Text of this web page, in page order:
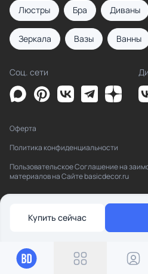
Купить сейчас
Люстры Бра Диваны
Зеркала Вазы Ванны
Соц. сети
Оферта
Политика конфиденциальности
Пользовательское Соглашение на
материалов на Сайте basicdecor.ru